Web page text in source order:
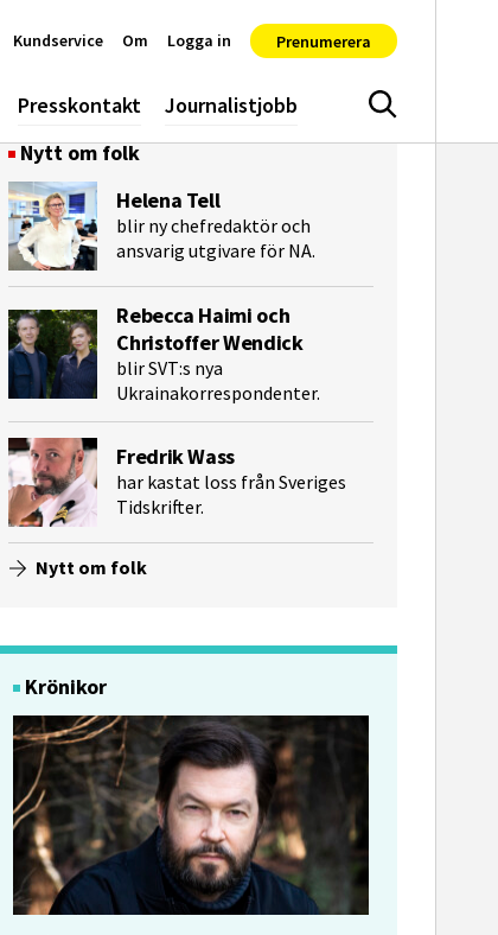
Presskontakt Journalistjobb Sök
Kundservice Om Logga in Prenumerera
Nytt om folk
Helena Tell
blir ny chefredaktör och
ansvarig utgivare för NA.
Rebecca Haimi och
Christoffer Wendick
blir SVT:s nya
Ukrainakorrespondenter.
Fredrik Wass
har kastat loss från Sveriges
Tidskrifter.
Nytt om folk
Krönikor